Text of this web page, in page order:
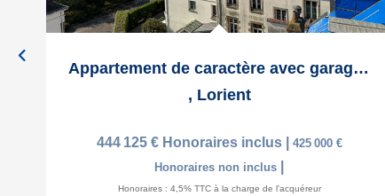
Appartement de caractère avec garage au dernier étage d'un...
, Lorient
444 125 € Honoraires inclus
425 000 €
Honoraires non inclus
Honoraires : 4,5% TTC à la charge de l'acquéreur